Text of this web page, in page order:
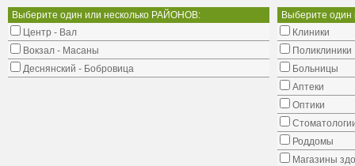
Выберите один или несколько РАЙОНОВ:
Центр - Вал
Вокзал - Масаны
Деснянский - Бобровица
Выберите
Клиники
Поликлиники
Больницы
Аптеки
Оптики
Роддомы
Магазины